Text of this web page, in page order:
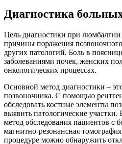
Диагностика
Цель диагностики при люмбалгии
причины поражения
других патологий. Боль в
заболеваниями почек, женских
онкологических процессах.
Основной метод диагностики –
позвоночника. С помощью
обследовать костные элементы
выявить патологические
метод обследования пациентов с
магнитно-резонансная
процедуре можно обнаружить